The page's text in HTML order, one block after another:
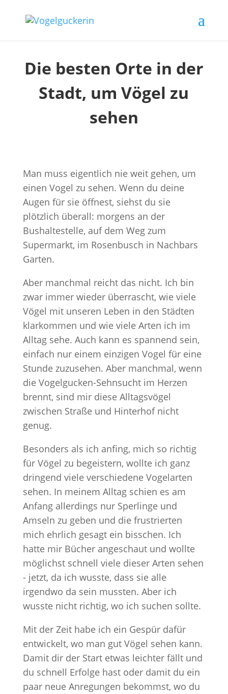
Die besten Orte in der
Stadt, um Vögel zu
sehen
Man muss eigentlich nie weit gehen, um
einen Vogel zu sehen. Wenn du deine
Augen für sie öffnest, siehst du sie
plötzlich überall: morgens an der
Bushaltestelle, auf dem Weg zum
Supermarkt, im Rosenbusch in Nachbars
Garten.
Aber manchmal reicht das nicht. Ich bin
zwar immer wieder überrascht, wie viele
Vögel mit unseren Leben in den Städten
klarkommen und wie viele Arten ich im
Alltag sehe. Auch kann es spannend sein,
einfach nur einem einzigen Vogel für eine
Stunde zuzusehen. Aber manchmal, wenn
die Vogelgucken-Sehnsucht im Herzen
brennt, sind mir diese Alltagsvögel
zwischen Straße und Hinterhof nicht
genug.
Besonders als ich anfing, mich so richtig
für Vögel zu begeistern, wollte ich ganz
dringend viele verschiedene Vogelarten
sehen. In meinem Alltag schien es am
Anfang allerdings nur Sperlinge und
Amseln zu geben und die frustrierten
mich ehrlich gesagt ein bisschen. Ich
hatte mir Bücher angeschaut und wollte
möglichst schnell viele dieser Arten sehen
- jetzt, da ich wusste, dass sie alle
irgendwo da sein mussten. Aber ich
wusste nicht richtig, wo ich suchen sollte.
Mit der Zeit habe ich ein Gespür dafür
entwickelt, wo man gut Vögel sehen kann.
Damit dir der Start etwas leichter fällt und
du schnell Erfolge hast oder damit du ein
paar neue Anregungen bekommst, wo du